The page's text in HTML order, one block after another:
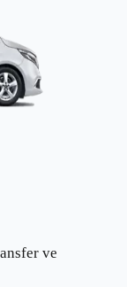
ve